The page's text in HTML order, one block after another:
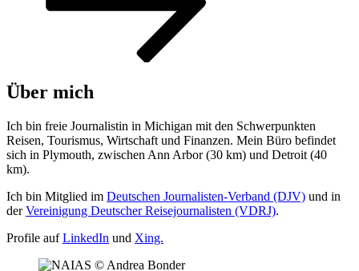
Über mich
Ich bin freie Journalistin in Michigan mit den Schwerpunkten
Reisen, Tourismus, Wirtschaft und Finanzen. Mein Büro befindet
sich in Plymouth, zwischen Ann Arbor (30 km) und Detroit (40
km).
Ich bin Mitglied im Deutschen Journalisten-Verband (DJV) und in
derVereinigung Deutscher Reisejournalisten (VDRJ).
Profile aufLinkedIn und Xing.